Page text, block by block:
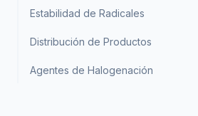
Estabilidad de Radicales
Distribución de Productos
Agentes de Halogenación